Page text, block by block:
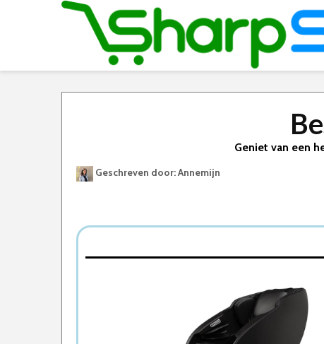
Geniet van een
Geschreven door: Annemijn
3. MCombo Elektrische Massagestoel
4. Massaggio Bello 2 massagestoel
5. vidaXL Massagestoel
Wat is de beste Massagestoel van 2026